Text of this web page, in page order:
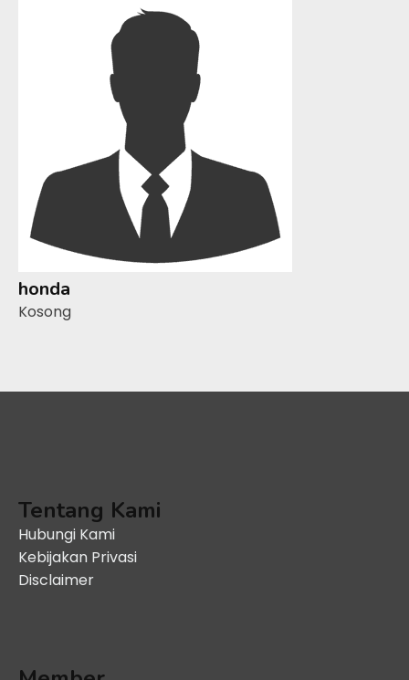
honda
Kosong
Tentang Kami
Hubungi Kami
Kebijakan Privasi
Disclaimer